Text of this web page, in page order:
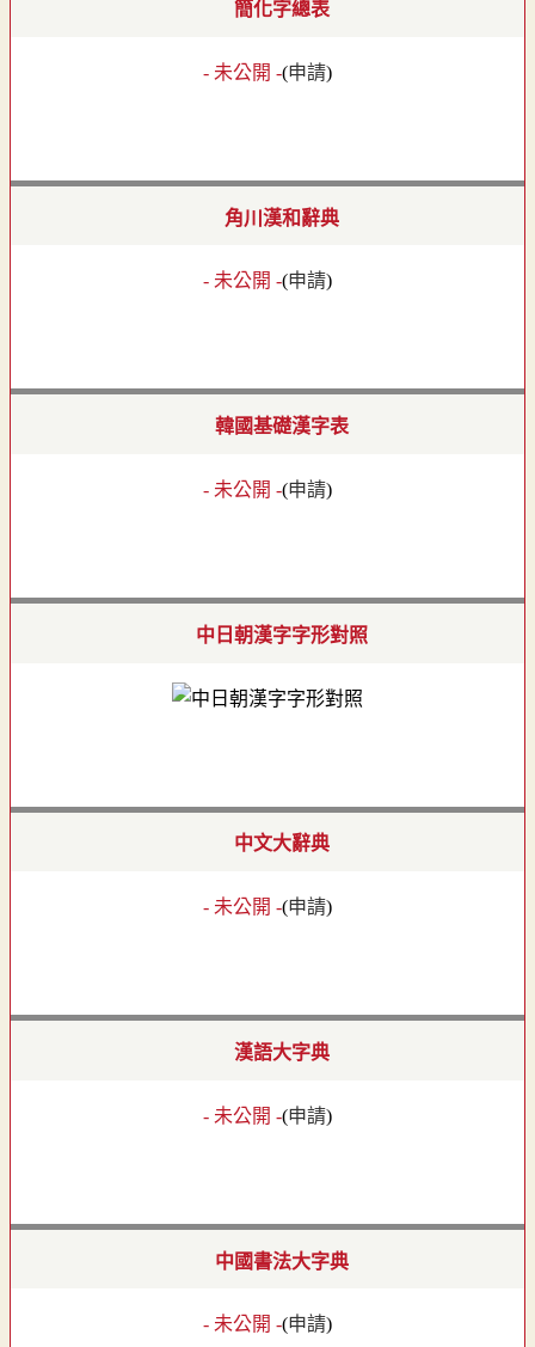
簡化字總表
- 未公開 -(申請)
角川漢和辭典
- 未公開 -(申請)
韓國基礎漢字表
- 未公開 -(申請)
中日朝漢字字形對照
中文大辭典
- 未公開 -(申請)
漢語大字典
- 未公開 -(申請)
中國書法大字典
- 未公開 -(申請)